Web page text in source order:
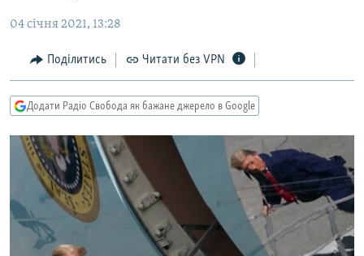
до
КУЛЬТУРА
СПОРТ
СВІТ
КРИМ.РЕАЛІЇ
ТИ ЯК?
ПРИАЗОВ’Я
КИТАЙ.ВИКЛИКИ
МУЛЬТИМЕДІА
ФОТО
СПЕЦПРОЄКТИ
04 січня 2021, 13:28
Поділитись Читати без VPN
Додати Радіо Свобода як бажане джерело в Google